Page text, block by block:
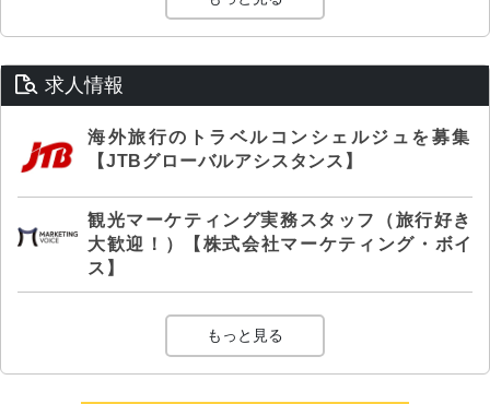
求人情報
海外旅行のトラベルコンシェルジュを募集
【JTBグローバルアシスタンス】
観光マーケティング実務スタッフ（旅行好き
大歓迎！）【株式会社マーケティング・ボイ
ス】
もっと見る